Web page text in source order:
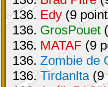
136. Edy (9
136. GrosPouet
136. MATAF (9
136. Zombie de
136.Tirdanlta(9